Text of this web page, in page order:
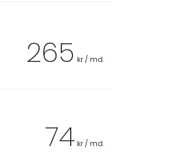
265 kr / md.
74 kr / md.